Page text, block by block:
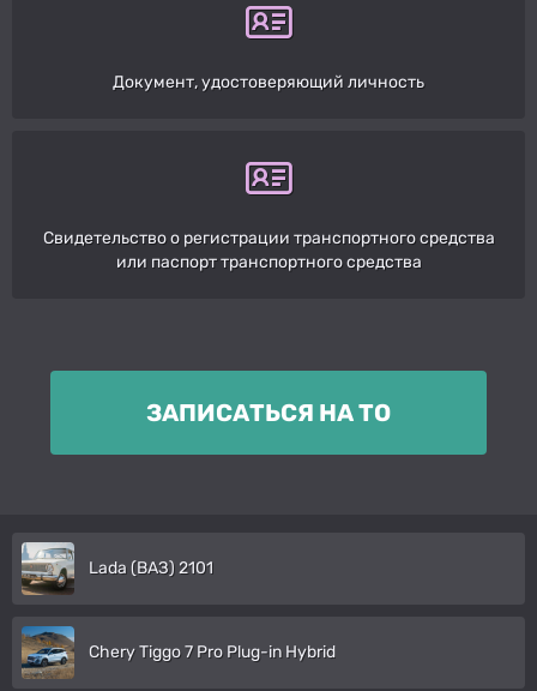
Документ, удостоверяющий личность
Свидетельство о регистрации транспортного средства
или паспорт транспортного средства
ЗАПИСАТЬСЯ НА ТО
Lada (ВАЗ) 2101
Chery Tiggo 7 Pro Plug-in Hybrid